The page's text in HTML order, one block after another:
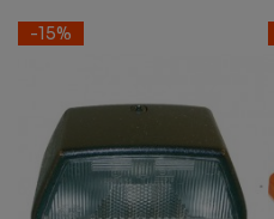
-15%